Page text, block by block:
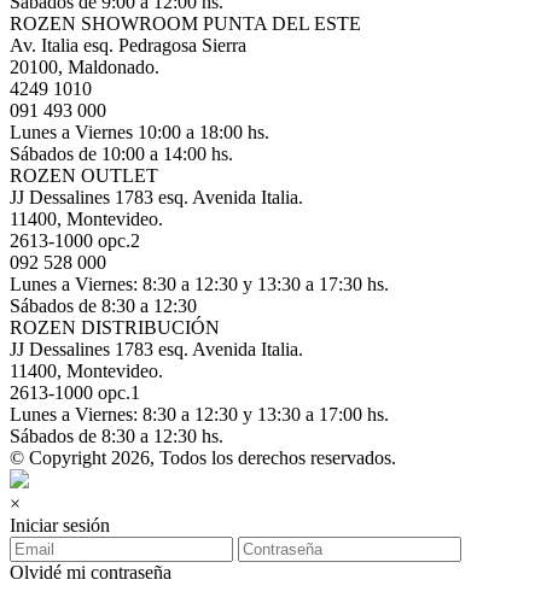
ROZEN SHOWROOM PUNTA DEL ESTE
Av. Italia esq. Pedragosa Sierra
20100, Maldonado.
4249 1010
091 493 000
Lunes a Viernes 10:00 a 18:00 hs.
Sábados de 10:00 a 14:00 hs.
ROZEN OUTLET
JJ Dessalines 1783 esq. Avenida Italia.
11400, Montevideo.
2613-1000 opc.2
092 528 000
Lunes a Viernes: 8:30 a 12:30 y 13:30 a 17:30 hs.
Sábados de 8:30 a 12:30
ROZEN DISTRIBUCIÓN
JJ Dessalines 1783 esq. Avenida Italia.
11400, Montevideo.
2613-1000 opc.1
Lunes a Viernes: 8:30 a 12:30 y 13:30 a 17:00 hs.
Sábados de 8:30 a 12:30 hs.
© Copyright 2026, Todos los derechos reservados.
×
Iniciar sesión
Olvidé mi contraseña